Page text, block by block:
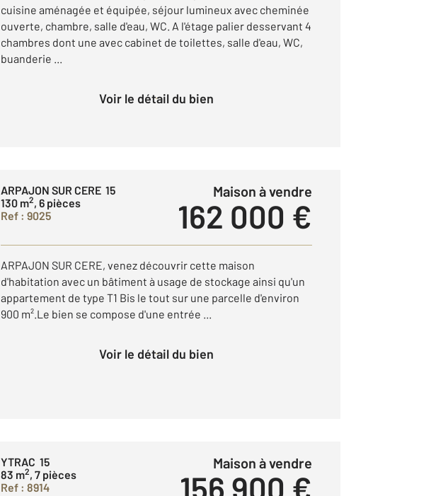
cuisine aménagée et équipée, séjour lumineux avec cheminée
ouverte, chambre, salle d'eau, WC. A l'étage palier desservant 4
chambres dont une avec cabinet de toilettes, salle d'eau, WC,
buanderie ...
Voir le détail du bien
ARPAJON SUR CERE 15
130 m2, 6 pièces
Ref : 9025
Maison à vendre
162 000 €
ARPAJON SUR CERE, venez découvrir cette maison
d'habitation avec un bâtiment à usage de stockage ainsi qu'un
appartement de type T1 Bis le tout sur une parcelle d'environ
900 m².Le bien se compose d'une entrée ...
Voir le détail du bien
YTRAC 15
83 m2, 7 pièces
Ref : 8914
Maison à vendre
156 900 €